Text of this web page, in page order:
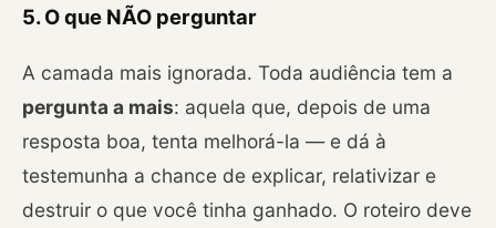
5. O que NÃO perguntar
A camada mais ignorada. Toda audiência tem a
pergunta a mais: aquela que, depois de uma
resposta boa, tenta melhorá-la — e dá à
testemunha a chance de explicar, relativizar e
destruir o que você tinha ganhado. O roteiro deve